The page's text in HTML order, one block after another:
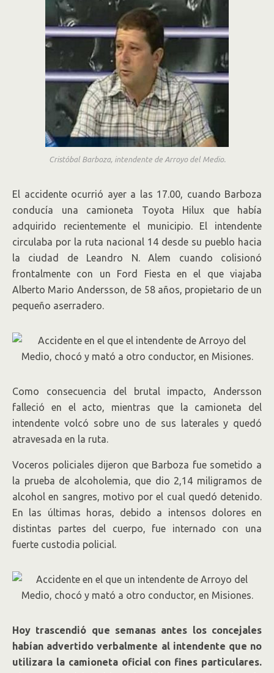
Cristóbal Barboza, intendente de Arroyo del Medio.
El accidente ocurrió ayer a las 17.00, cuando Barboza
conducía una camioneta Toyota Hilux que había
adquirido recientemente el municipio. El intendente
circulaba por la ruta nacional 14 desde su pueblo hacia
la ciudad de Leandro N. Alem cuando colisionó
frontalmente con un Ford Fiesta en el que viajaba
Alberto Mario Andersson, de 58 años, propietario de un
pequeño aserradero.
Como consecuencia del brutal impacto, Andersson
falleció en el acto, mientras que la camioneta del
intendente volcó sobre uno de sus laterales y quedó
atravesada en la ruta.
Voceros policiales dijeron que Barboza fue sometido a
la prueba de alcoholemia, que dio 2,14 miligramos de
alcohol en sangres, motivo por el cual quedó detenido.
En las últimas horas, debido a intensos dolores en
distintas partes del cuerpo, fue internado con una
fuerte custodia policial.
Hoy trascendió que semanas antes los concejales
habían advertido verbalmente al intendente que no
utilizara la camioneta oficial con fines particulares.